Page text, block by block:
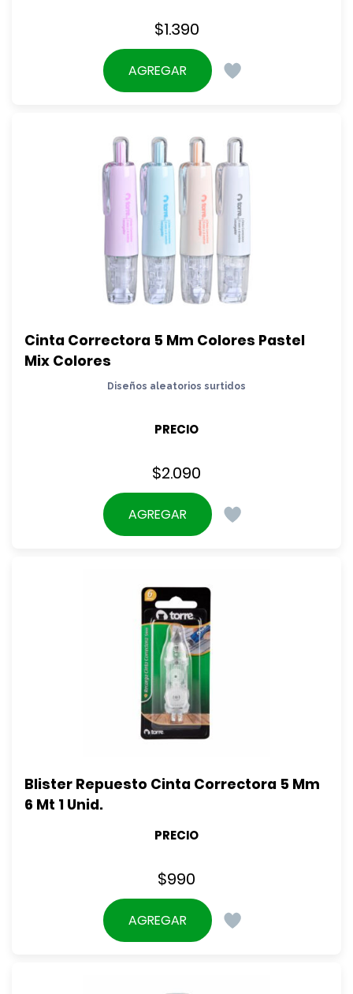
$1.390
AGREGAR
Cinta Correctora 5 Mm Colores Pastel
Mix Colores
Diseños aleatorios surtidos
PRECIO
$2.090
AGREGAR
Blister Repuesto Cinta Correctora 5 Mm
6 Mt 1 Unid.
PRECIO
$990
AGREGAR